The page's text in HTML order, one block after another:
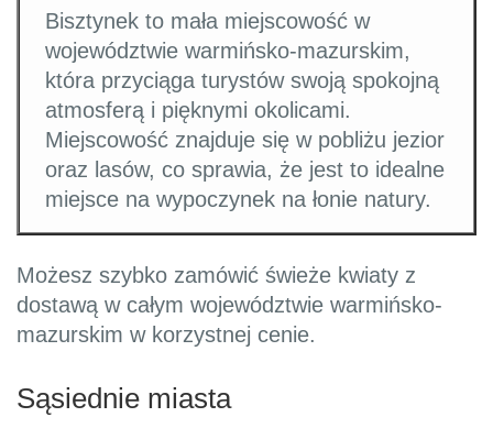
Bisztynek to mała miejscowość w
województwie warmińsko-mazurskim,
która przyciąga turystów swoją spokojną
atmosferą i pięknymi okolicami.
Miejscowość znajduje się w pobliżu jezior
oraz lasów, co sprawia, że jest to idealne
miejsce na wypoczynek na łonie natury.
Możesz szybko zamówić świeże kwiaty z
dostawą w całym województwie warmińsko-
mazurskim w korzystnej cenie.
Sąsiednie miasta